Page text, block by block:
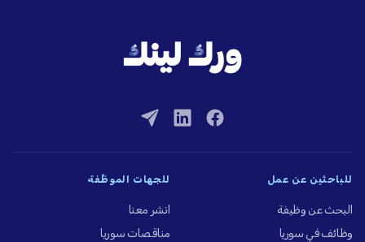
للباحثين عن عمل
البحث عن وظيفة
وظائف في سوريا
للجهات الموظِّفة
انشر معنا
مناقصات سوريا